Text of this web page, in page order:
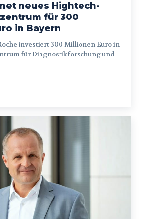
neues Hightech-
für 300
in Bayern
für Diagnostikforschung und -